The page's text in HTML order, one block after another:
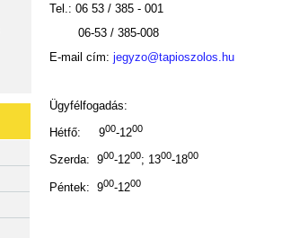
Tel.: 06 53 / 385 - 001
06-53 / 385-008
E-mail cím:jegyzo@tapioszolos.hu
Ügyfélfogadás:
Hétfő: 900-1200
Szerda: 900-1200; 1300-1800
Péntek: 900-1200